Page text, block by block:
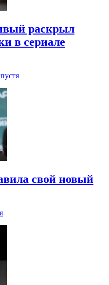
раскрыл
в сериале
свой новый